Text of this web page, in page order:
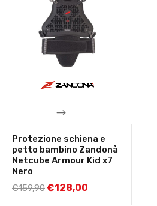
Protezione schiena e
petto bambino Zandonà
Netcube Armour Kid x7
Nero
€159,90€128,00